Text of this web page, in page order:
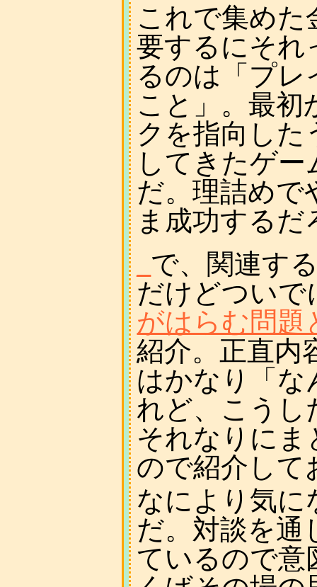
これで集めた
要するにそれ
るのは「プレ
こと」。最初
クを指向した
してきたゲ
だ。理詰めで
ま成功する
で、関連す
だけどついで
がはらむ問題
紹介。正直内
はかなり「な
れど、こうし
それなりに
ので紹介して
なにより気に
だ。対談を通
ているので意